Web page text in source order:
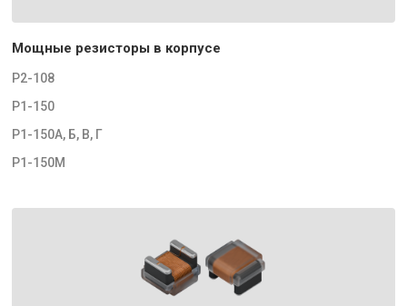
Мощные резисторы в корпусе
Р2-108
Р1-150
Р1-150А, Б, В, Г
Р1-150М